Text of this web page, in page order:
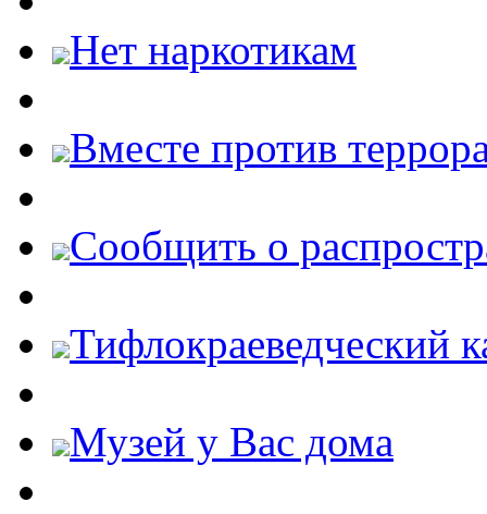
Нет наркотикам
Вместе против
Cообщить о
Тифлокраеведческий
Музей у Вас дома